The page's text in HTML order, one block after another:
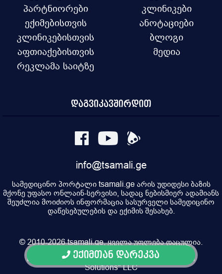
ექიმთან დარეკვა
პარტნიორები
ექიმებისთვის
კლინიკებისთვის
აფთიაქებისთვის
რეკლამა საიტზე
კლინიკები
ანოტაციები
ბლოგი
მედია
დაგვიკავშირდით
info@tsamali.ge
სამედიცინო პორტალი tsamali.ge არის უდიდესი ბაზის
მქონე უფასო ონლაინ-სერვისი, სადაც ნებისმიერ ადამიანს
შეუძლია მოიძიოს ინფორმაცია სასურველი სამედიცინო
დაწესებულების და ექიმის შესახებ.
© 2010-2026 tsamali.ge, ყველა უფლება დაცულია.
Developed by Pulsar Digital, Property of "Digital
Solutions" LLC